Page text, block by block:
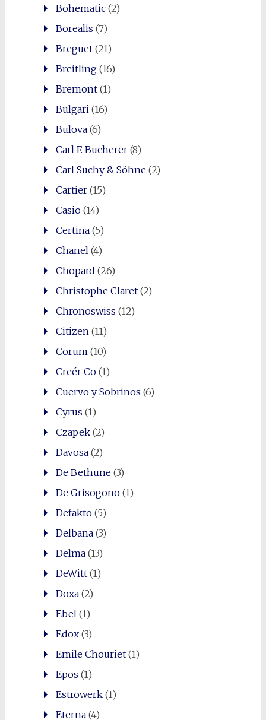
Bohematic(2)
Borealis (7)
Breguet(21)
Breitling(16)
Bremont(1)
Bulgari (16)
Bulova(6)
Carl F. Bucherer(8)
Carl Suchy & Söhne(2)
Cartier(15)
Casio(14)
Certina(5)
Chanel (4)
Chopard (26)
Christophe Claret(2)
Chronoswiss (12)
Citizen (11)
Corum (10)
Creér Co(1)
Cuervo y Sobrinos (6)
Cyrus (1)
Czapek(2)
Davosa(2)
De Bethune(3)
De Grisogono(1)
Defakto(5)
Delbana(3)
Delma(13)
DeWitt(1)
Doxa(2)
Ebel (1)
Edox(3)
Emile Chouriet(1)
Epos (1)
Estrowerk(1)
Eterna(4)